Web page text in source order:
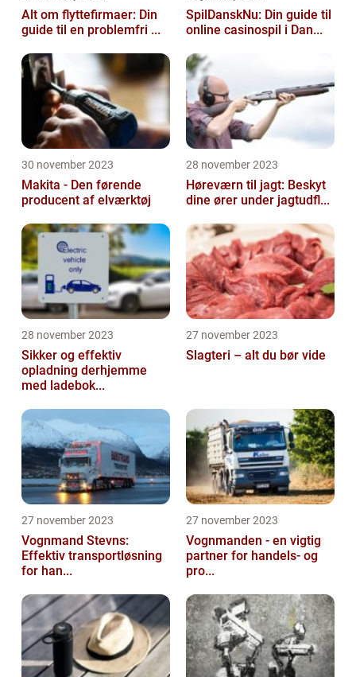
Alt om flyttefirmaer: Din
guide til en problemfri ...
SpilDanskNu: Din guide til
online casinospil i Dan...
30 november 2023
Makita - Den førende
producent af elværktøj
28 november 2023
Høreværn til jagt: Beskyt
dine ører under jagtudfl...
28 november 2023
Sikker og effektiv
opladning derhjemme
med ladebok...
27 november 2023
Slagteri – alt du bør vide
27 november 2023
Vognmand Stevns:
Effektiv transportløsning
for han...
27 november 2023
Vognmanden - en vigtig
partner for handels- og
pro...